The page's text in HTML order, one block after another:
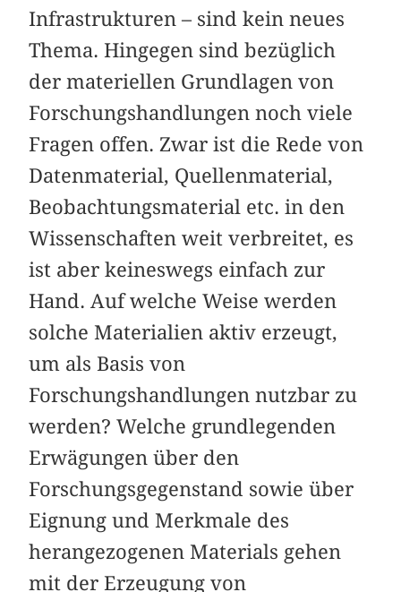
Infrastrukturen – sind kein neues
Thema. Hingegen sind bezüglich
der materiellen Grundlagen von
Forschungshandlungen noch viele
Fragen offen. Zwar ist die Rede von
Datenmaterial, Quellenmaterial,
Beobachtungsmaterial etc. in den
Wissenschaften weit verbreitet, es
ist aber keineswegs einfach zur
Hand. Auf welche Weise werden
solche Materialien aktiv erzeugt,
um als Basis von
Forschungshandlungen nutzbar zu
werden? Welche grundlegenden
Erwägungen über den
Forschungsgegenstand sowie über
Eignung und Merkmale des
herangezogenen Materials gehen
mit der Erzeugung von